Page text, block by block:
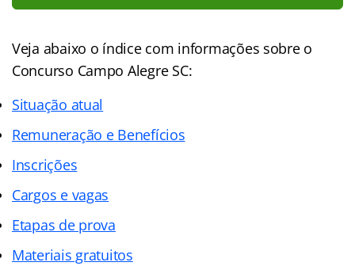
Veja abaixo o índicecom informações sobre o
Concurso Campo Alegre SC:
Situação atual
Remuneração e Benefícios
Inscrições
Cargos e vagas
Etapas de prova
Materiais gratuitos